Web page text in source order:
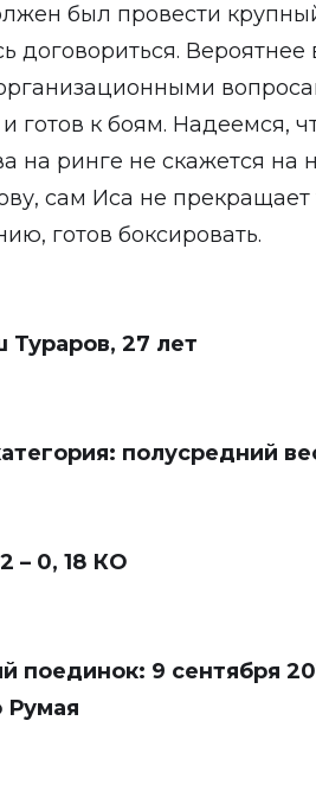
был провести
договориться. Вероятнее
готов к боям. Надеемся,
на ринге не скажется
сам Иса не прекращает
готов боксировать.
27 лет
полусредний
– 0, 18 КО
поединок: 9 сентября
Румая